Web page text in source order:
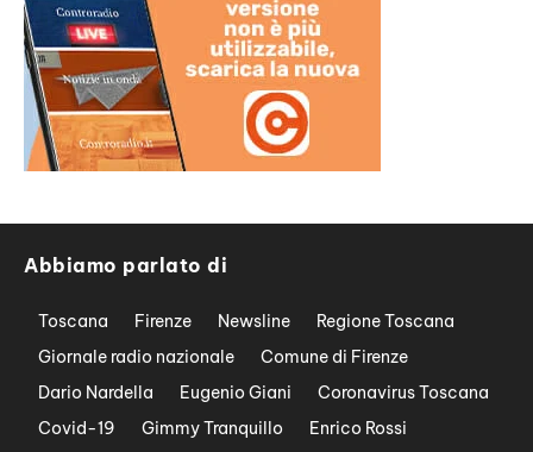
Abbiamo parlato di
Toscana Firenze Newsline
Regione Toscana
Giornale radio nazionale
Comune di Firenze
Dario Nardella
Eugenio Giani
Coronavirus Toscana
Covid-19
Gimmy Tranquillo
Enrico Rossi